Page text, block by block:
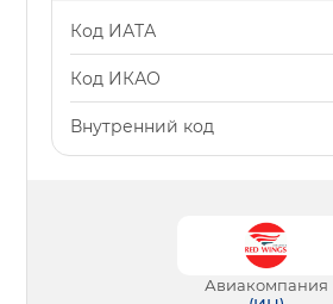
Код ИАТА
Код ИКАО
Внутренний код
Авиакомпания